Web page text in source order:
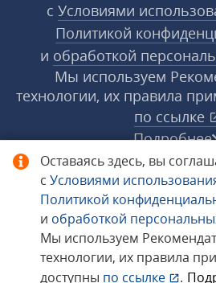
Оставаясь здесь, вы
с Условиями
Политикой
и обработкой
Мы используем
технологии, их правила
доступны по ссылке .
с Условиями
Политикой
и обработкой
Мы используем
технологии, их правила
по ссылке
Подробнее
© 1998−2026
Сообщить об